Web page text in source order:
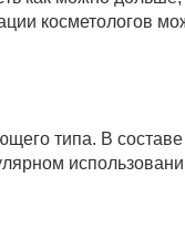
косметологов
типа. В составе